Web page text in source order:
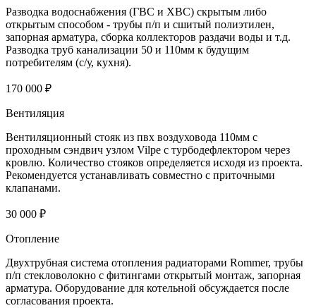
Разводка водоснабжения (ГВС и ХВС) скрытым либо
открытым способом - трубы п/п и сшитый полиэтилен,
запорная арматура, сборка коллекторов раздачи воды и т.д.
Разводка труб канализации 50 и 110мм к будущим
потребителям (с/у, кухня).
170 000 ₽
Вентиляция
Вентиляционный стояк из пвх воздуховода 110мм с
проходным сэндвич узлом Vilpe с турбодефлектором через
кровлю. Количество стояков определяется исходя из проекта.
Рекомендуется устанавливать совместно с приточными
клапанами.
30 000 ₽
Отопление
Двухтрубная система отопления радиаторами Rommer, трубы
п/п стекловолокно с фитингами открытый монтаж, запорная
арматура. Оборудование для котельной обсуждается после
согласования проекта.